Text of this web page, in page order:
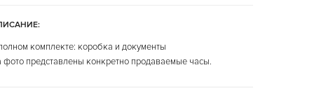
комплекте: коробка и документы
фото представлены конкретно продаваемые часы.